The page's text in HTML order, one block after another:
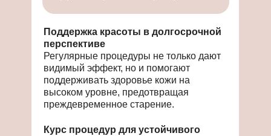
Поддержка красоты в долгосрочной
перспективе
Регулярные процедуры не только дают
видимый эффект, но и помогают
поддерживать здоровье кожи на
высоком уровне, предотвращая
преждевременное старение.
Курс процедур для устойчивого